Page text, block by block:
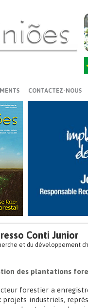
CONTACTEZ-NOUS
Conti Junior
et du développement
des plantations
forestier a
projets industriels,